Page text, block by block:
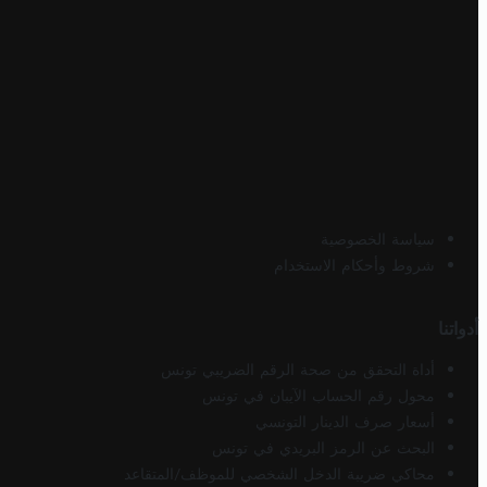
سياسة الخصوصية
شروط وأحكام الاستخدام
أدواتنا
أداة التحقق من صحة الرقم الضريبي تونس
محول رقم الحساب الآيبان في تونس
أسعار صرف الدينار التونسي
البحث عن الرمز البريدي في تونس
محاكي ضريبة الدخل الشخصي للموظف/المتقاعد